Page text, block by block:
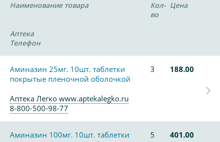
Наименование товара
Кол-
во
Цена
Аптека
Телефон
Аминазин 25мг. 10шт. таблетки
покрытые пленочной оболочкой
3 188.00
Аптека Легко www.aptekalegko.ru
8-800-500-98-77
Аминазин 100мг. 10шт. таблетки
5 401.00